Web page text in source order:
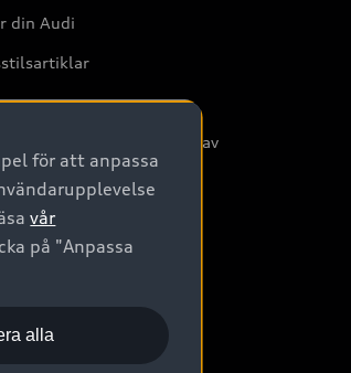
din Audi
- Hur påverkas min bil av
för att anpassa
vår
på "Anpassa
alla